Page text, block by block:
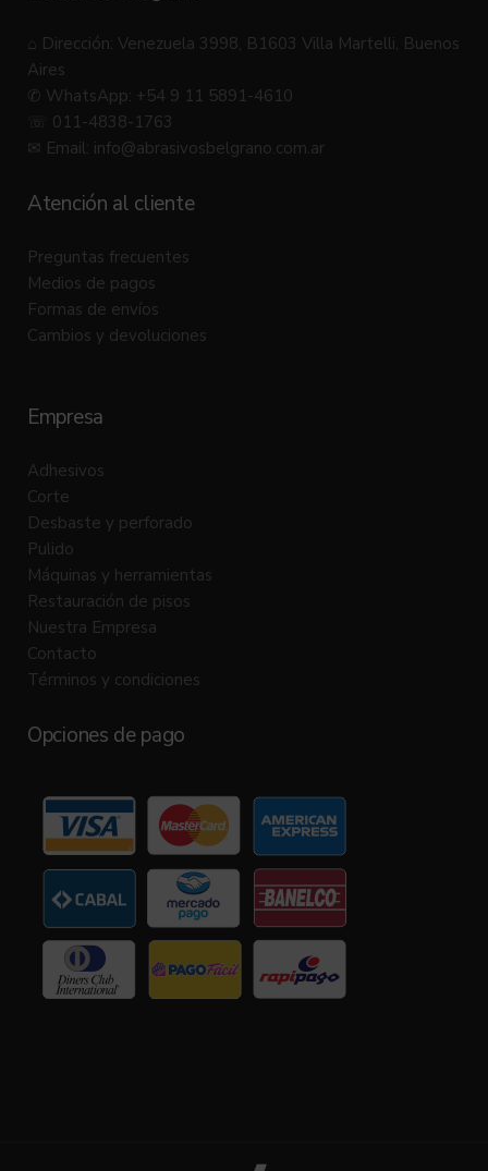
⌂ Dirección: Venezuela 3998, B1603 Villa Martelli, Buenos
Aires
✆ WhatsApp: +54 9 11 5891-4610
☏ 011-4838-1763
✉ Email: info@abrasivosbelgrano.com.ar
Atención al cliente
Preguntas frecuentes
Medios de pagos
Formas de envíos
Cambios y devoluciones
Empresa
Adhesivos
Corte
Desbaste y perforado
Pulido
Máquinas y herramientas
Restauración de pisos
Nuestra Empresa
Contacto
Términos y condiciones
Opciones de pago